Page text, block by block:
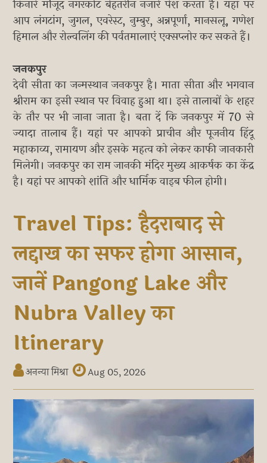
किनारे मौजूद नगरकोट बेहतरीन नजारे पेश करता है। यहां पर
आप लंगटांग, जुगल, एवरेस्ट, नुम्बुर, अन्नपूर्णा, मानसलू, गणेश
हिमाल और रोल्वलिंग की पर्वतमालाएं एक्सप्लोर कर सकते हैं।
​जनकपुर
देवी सीता का जन्मस्थान जनकपुर है। माता सीता और भगवान
श्रीराम का इसी स्थान पर विवाह हुआ था। इसे तालाबों के शहर
के तौर पर भी जाना जाता है। बता दें कि जनकपुर में 70 से
ज्यादा तालाब हैं। यहां पर आपको प्राचीन और पूजनीय हिंदू
महाकाव्य, रामायण और इसके महत्व को लेकर काफी जानकारी
मिलेगी। जनकपुर का राम जानकी मंदिर मुख्य आकर्षक का केंद्र
है। यहां पर आपको शांति और धार्मिक वाइब फील होगी।
Travel Tips: हैदराबाद से
लद्दाख का सफर होगा आसान,
जानें Pangong Lake और
Nubra Valley का
Itinerary
अनन्या मिश्रा Aug 05, 2026